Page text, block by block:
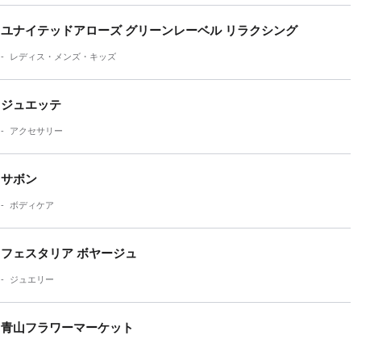
ユナイテッドアローズ グリーンレーベル リラクシング
レディス・メンズ・キッズ
ジュエッテ
アクセサリー
サボン
ボディケア
フェスタリア ボヤージュ
ジュエリー
青山フラワーマーケット